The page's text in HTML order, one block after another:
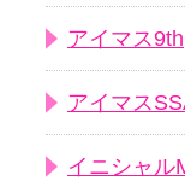
アイマス9th
アイマス
イニシャル